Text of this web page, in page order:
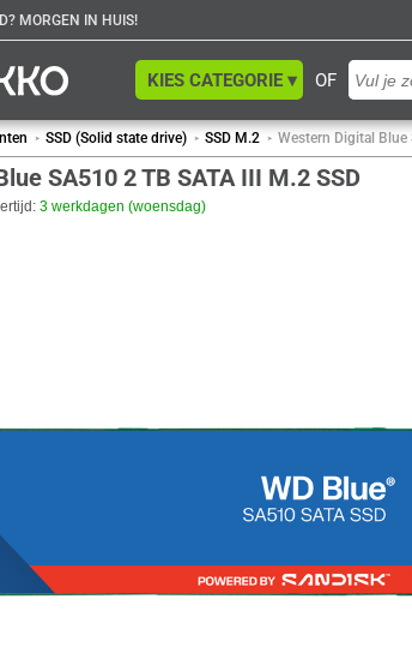
MORGEN IN HUIS!
OF
KIES CATEGORIE ▾
SSD (Solid state drive) SSD M.2 Western Digital Blue
SA510 2 TB SATA III M.2 SSD
3 werkdagen (woensdag)